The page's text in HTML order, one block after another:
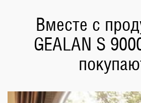
Вместе с
GEALAN S